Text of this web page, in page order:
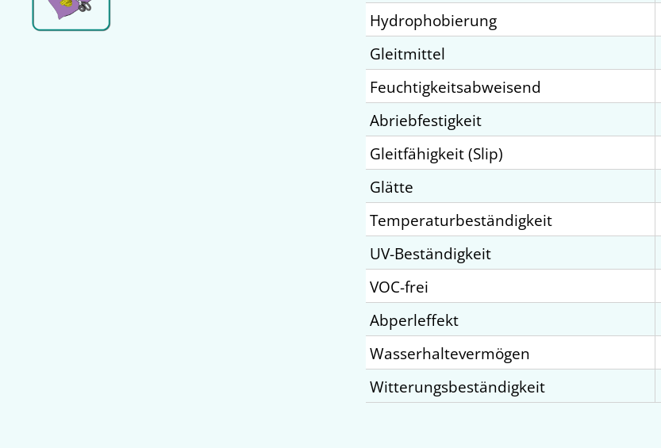
Hydrophobierung
Gleitmittel
Feuchtigkeitsabweisend
Abriebfestigkeit
Gleitfähigkeit (Slip)
Glätte
Temperaturbeständigkeit
UV-Beständigkeit
VOC-frei
Abperleffekt
Wasserhaltevermögen
Witterungsbeständigkeit